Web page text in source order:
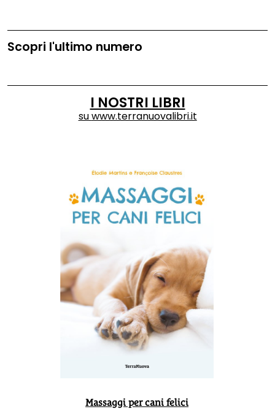
Scopri l'ultimo numero
I NOSTRI LIBRI
suwww.terranuovalibri.it
Massaggi per cani felici